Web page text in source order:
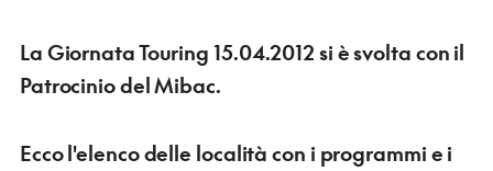
La Giornata Touring 15.04.2012 si è svolta con il
Patrocinio del Mibac.
Ecco l'elenco delle località con i programmi e i